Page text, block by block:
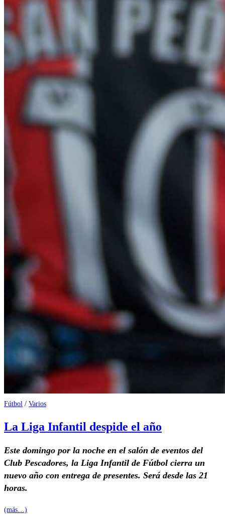
Fútbol / Varios
La Liga Infantil despide el año
Este domingo por la noche en el salón de eventos del
Club Pescadores, la Liga Infantil de Fútbol cierra un
nuevo año con entrega de presentes. Será desde las 21
horas.
(más…)